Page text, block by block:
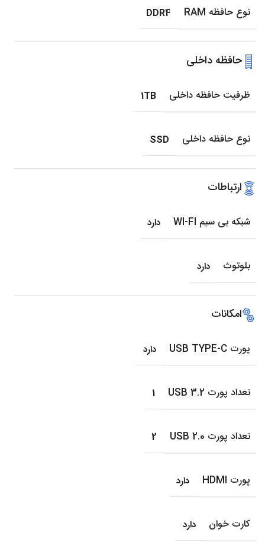
نوع حافظه RAM DDR4
حافظه داخلی
ظرفیت حافظه داخلی 1TB
نوع حافظه داخلی SSD
ارتباطات
شبکه بی سیم WI-FI دارد
بلوتوث دارد
امکانات
پورت USB TYPE-C دارد
تعداد پورت USB 3.2 1
تعداد پورت USB 2.0 2
پورت HDMI دارد
کارت خوان دارد